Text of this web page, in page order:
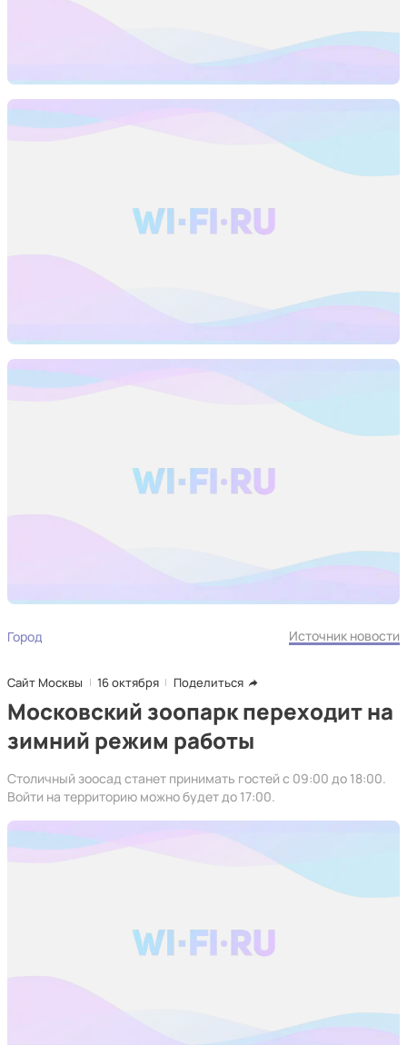
Город Источник новости
Сайт Москвы 16 октября Поделиться
Московский зоопарк переходит на
зимний режим работы
Столичный зоосад станет принимать гостей с 09:00 до 18:00.
Войти на территорию можно будет до 17:00.